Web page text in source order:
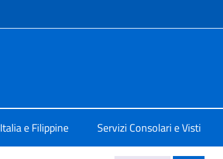
Italia e Filippine Servizi Consolari e Visti